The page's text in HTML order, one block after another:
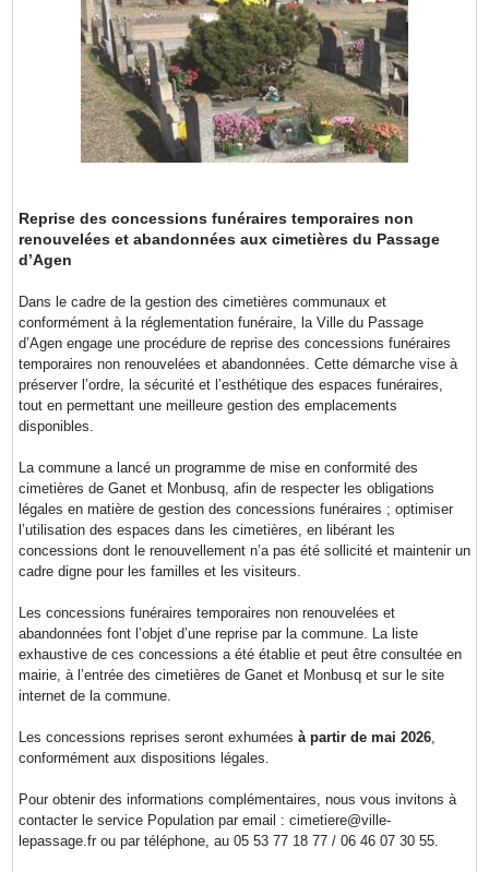
Reprise des concessions funéraires temporaires non
renouvelées et abandonnées aux cimetières du Passage
d’Agen
Dans le cadre de la gestion des cimetières communaux et
conformément à la réglementation funéraire, la Ville du Passage
d’Agen engage une procédure de reprise des concessions funéraires
temporaires non renouvelées et abandonnées. Cette démarche vise à
préserver l’ordre, la sécurité et l’esthétique des espaces funéraires,
tout en permettant une meilleure gestion des emplacements
disponibles.
La commune a lancé un programme de mise en conformité des
cimetières de Ganet et Monbusq, afin de respecter les obligations
légales en matière de gestion des concessions funéraires ; optimiser
l’utilisation des espaces dans les cimetières, en libérant les
concessions dont le renouvellement n’a pas été sollicité et maintenir un
cadre digne pour les familles et les visiteurs.
Les concessions funéraires temporaires non renouvelées et
abandonnées font l’objet d’une reprise par la commune. La liste
exhaustive de ces concessions a été établie et peut être consultée en
mairie, à l’entrée des cimetières de Ganet et Monbusq et sur le site
internet de la commune.
Les concessions reprises seront exhumées à partir de mai 2026
conformément aux dispositions légales.
Pour obtenir des informations complémentaires, nous vous invitons à
contacter le service Population par email : cimetiere@ville-
lepassage.fr ou par téléphone, au 05 53 77 18 77 / 06 46 07 30 55.